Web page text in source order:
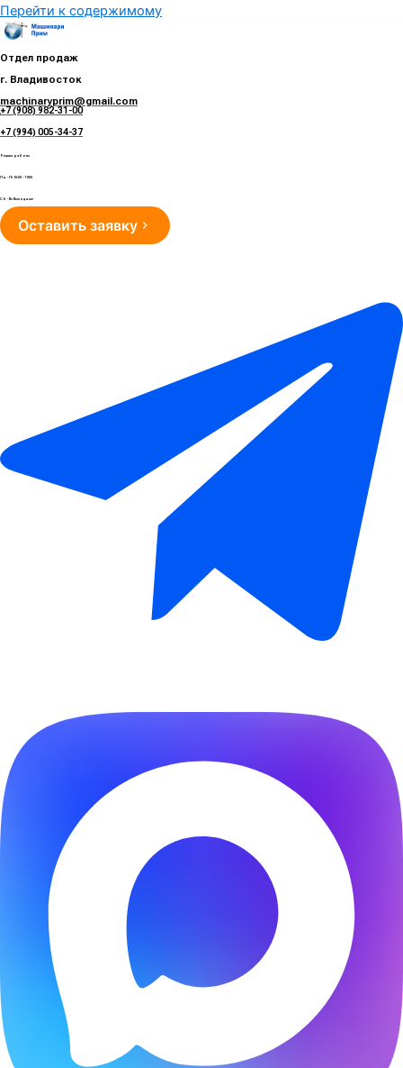
Перейти к содержимому
Отдел продаж
г. Владивосток
machinaryprim@gmail.com
+7 (908) 982-31-00
+7 (994) 005-34-37
Режим работы
Пн - Пт 10:00 - 19:00
Сб - Вс Выходные
Оставить заявку